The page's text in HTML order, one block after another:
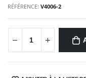
RÉFÉRENCE:V4006-2